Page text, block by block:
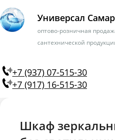
Универсал
оптово-розничная
сантехнической
+7 (937) 07-515-30
+7 (917) 16-515-30
Шкаф